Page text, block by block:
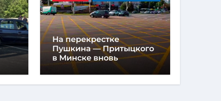
На перекрестке
Пушкина — Притыцкого
в Минске вновь
появилась «вафельная»
разметка